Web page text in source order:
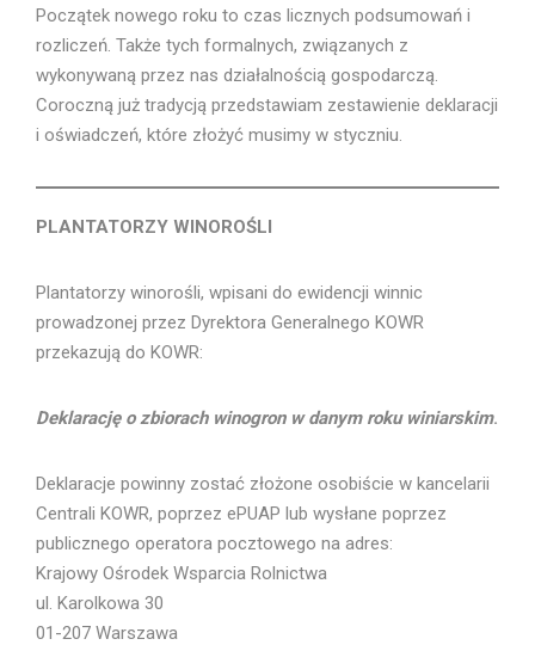
Początek nowego roku to czas licznych podsumowań i
rozliczeń. Także tych formalnych, związanych z
wykonywaną przez nas działalnością gospodarczą.
Coroczną już tradycją przedstawiam zestawienie deklaracji
i oświadczeń, które złożyć musimy w styczniu.
PLANTATORZY WINOROŚLI
Plantatorzy winorośli, wpisani do ewidencji winnic
prowadzonej przez Dyrektora Generalnego KOWR
przekazują do KOWR:
Deklarację o zbiorach winogron w danym roku winiarskim.
Deklaracje powinny zostać złożone osobiście w kancelarii
Centrali KOWR, poprzez ePUAP lub wysłane poprzez
publicznego operatora pocztowego na adres:
Krajowy Ośrodek Wsparcia Rolnictwa
ul. Karolkowa 30
01-207 Warszawa